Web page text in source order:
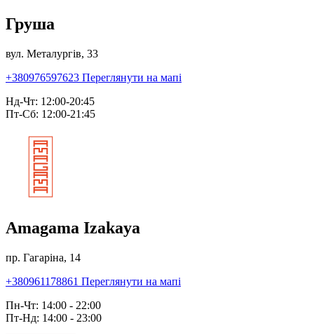
Груша
вул. Металургів, 33
+380976597623 Переглянути на мапі
Нд-Чт: 12:00-20:45
Пт-Сб: 12:00-21:45
Amagama Izakaya
пр. Гагаріна, 14
+380961178861 Переглянути на мапі
Пн-Чт: 14:00 - 22:00
Пт-Нд: 14:00 - 23:00